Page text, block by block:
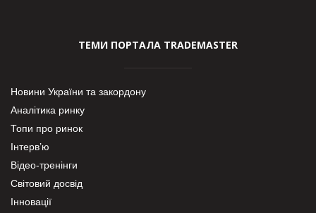
ТЕМИ ПОРТАЛА TRADEMASTER
Новини України та закордону
Аналітика ринку
Топи про ринок
Інтерв’ю
Відео-тренінги
Світовий досвід
Інновації